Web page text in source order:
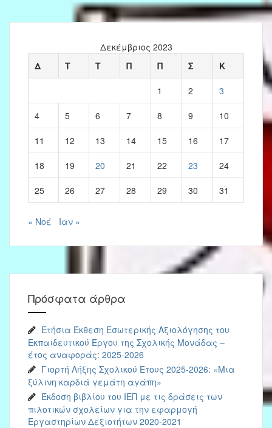
Δεκέμβριος 2023
Δ
Τ Τ Π Π Σ Κ
1 2 3
4 5 6 7 8 9 10
11 12 13 14 15 16 17
18 19 20 21 22 23 24
25 26 27 28 29 30 31
« Νοέ Ιαν »
Πρόσφατα άρθρα
Ετήσια Έκθεση Εσωτερικής Αξιολόγησης του
Εκπαιδευτικού Έργου της Σχολικής Μονάδας –
έτος αναφοράς: 2025-2026
Γιορτή Λήξης Σχολικού Έτους 2025-2026: «Μια
ξύλινη καρδιά γεμάτη αγάπη»
Έκδοση βιβλίου του ΙΕΠ με τις δράσεις των
πιλοτικών σχολείων για την εφαρμογή
Εργαστηρίων Δεξιοτήτων 2020-2021